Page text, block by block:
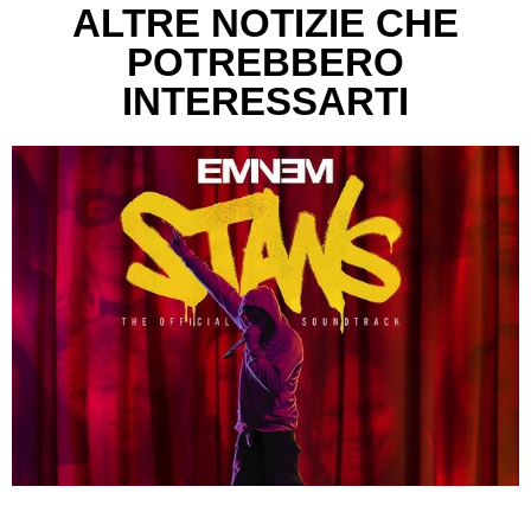
ALTRE NOTIZIE CHE
POTREBBERO
INTERESSARTI